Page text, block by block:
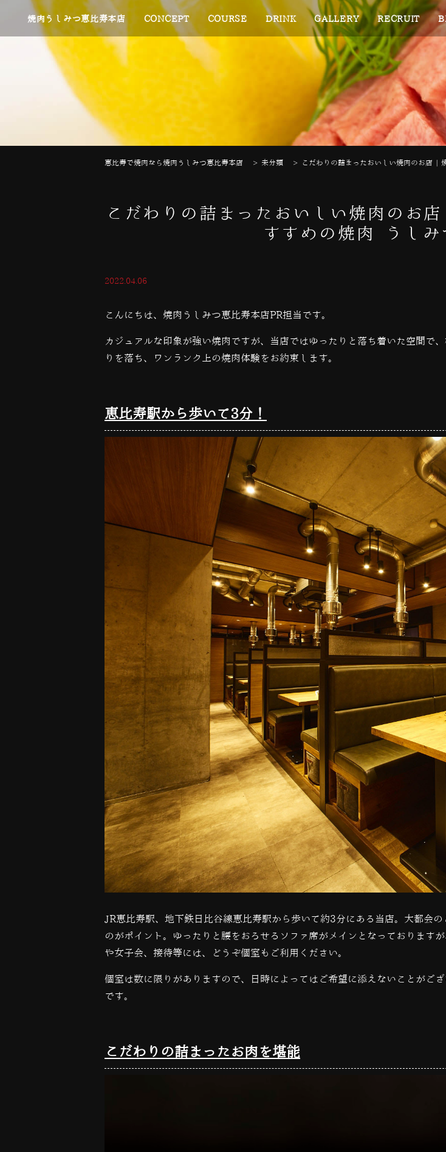
焼肉うしみつ恵比寿本店 CONCEPT COURSE DRINK GALLERY RECRUIT
恵比寿で焼肉なら焼肉うしみつ恵比寿本店 > 未分類 > こだわりの詰まったおいしい焼肉のお店 |
こだわりの詰まったおいしい焼肉のお
すすめの焼肉 うしみ
2022.04.06
こんにちは、焼肉うしみつ恵比寿本店PR担当です。
カジュアルな印象が強い焼肉ですが、当店ではゆったりと落ち着いた空間で
りを落ち、ワンランク上の焼肉体験をお約束します。
恵比寿駅から歩いて3分！
JR恵比寿駅、地下鉄日比谷線恵比寿駅から歩いて約3分にある当店。大都会
のがポイント。ゆったりと腰をおろせるソファ席がメインとなっております
や女子会、接待等には、どうぞ個室もご利用ください。
個室は数に限りがありますので、日時によってはご希望に添えないことがご
です。
こだわりの詰まったお肉を堪能